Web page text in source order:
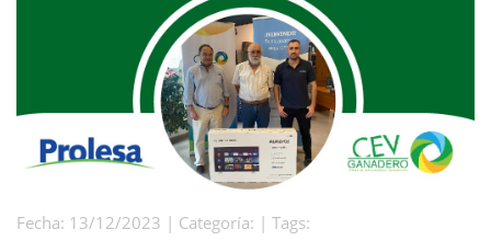
Fecha: 13/12/2023 | Categoría: | Tags: